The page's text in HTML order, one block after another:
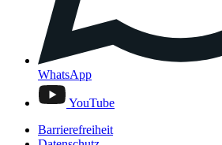
WhatsApp
YouTube
Barrierefreiheit